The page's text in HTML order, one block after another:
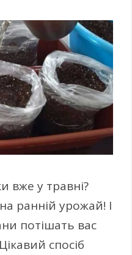
вже у травні?
ранній урожай! І
потішать вас
спосіб